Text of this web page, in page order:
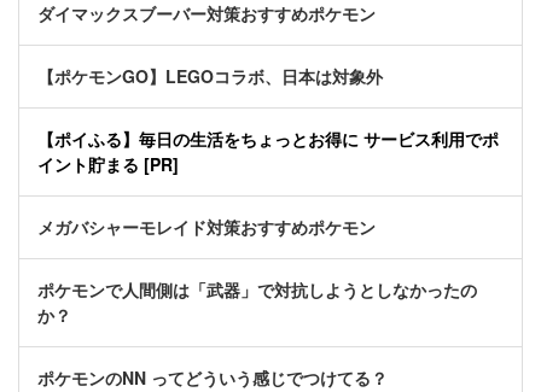
ダイマックスブーバー対策おすすめポケモン
【ポケモンGO】LEGOコラボ、日本は対象外
【ポイふる】毎日の生活をちょっとお得に サービス利用でポ
イント貯まる [PR]
メガバシャーモレイド対策おすすめポケモン
ポケモンで人間側は「武器」で対抗しようとしなかったの
か？
ポケモンのNN ってどういう感じでつけてる？